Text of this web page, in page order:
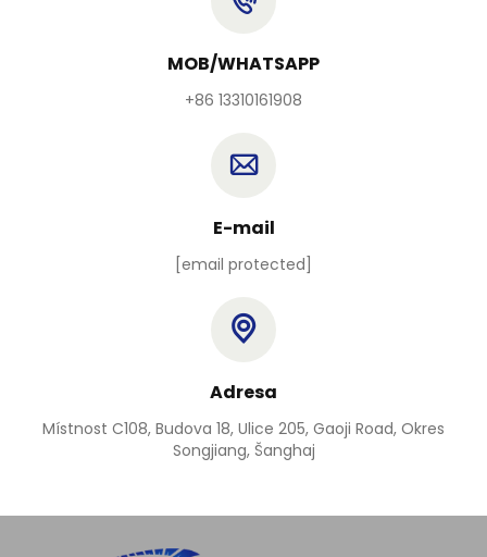
MOB/WHATSAPP
+86 13310161908
E-mail
[email protected]
Adresa
Místnost C108, Budova 18, Ulice 205, Gaoji Road, Okres
Songjiang, Šanghaj